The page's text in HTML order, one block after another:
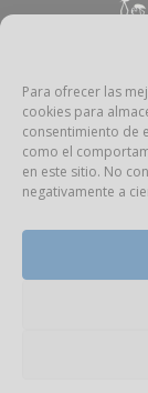
Para ofrecer las
cookies para
consentimiento de
como el
en este sitio. No
negativamente a
Aviso